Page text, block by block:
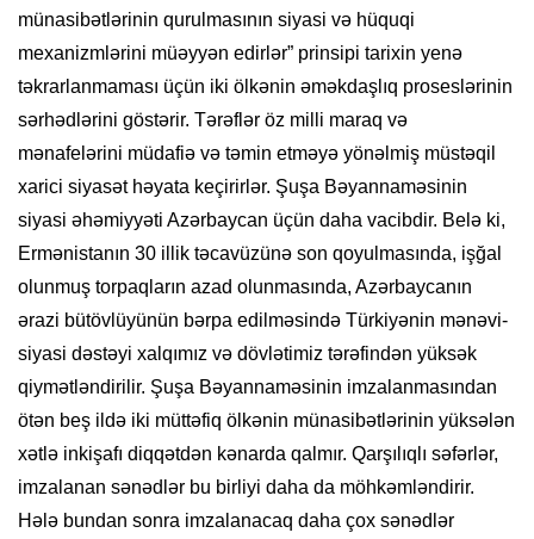
münasibətlərinin qurulmasının siyasi və hüquqi
mexanizmlərini müəyyən edirlər” prinsipi tarixin yenə
təkrarlanmaması üçün iki ölkənin əməkdaşlıq proseslərinin
sərhədlərini göstərir. Tərəflər öz milli maraq və
mənafelərini müdafiə və təmin etməyə yönəlmiş müstəqil
xarici siyasət həyata keçirirlər. Şuşa Bəyannaməsinin
siyasi əhəmiyyəti Azərbaycan üçün daha vacibdir. Belə ki,
Ermənistanın 30 illik təcavüzünə son qoyulmasında, işğal
olunmuş torpaqların azad olunmasında, Azərbaycanın
ərazi bütövlüyünün bərpa edilməsində Türkiyənin mənəvi-
siyasi dəstəyi xalqımız və dövlətimiz tərəfindən yüksək
qiymətləndirilir. Şuşa Bəyannaməsinin imzalanmasından
ötən beş ildə iki müttəfiq ölkənin münasibətlərinin yüksələn
xətlə inkişafı diqqətdən kənarda qalmır. Qarşılıqlı səfərlər,
imzalanan sənədlər bu birliyi daha da möhkəmləndirir.
Hələ bundan sonra imzalanacaq daha çox sənədlər